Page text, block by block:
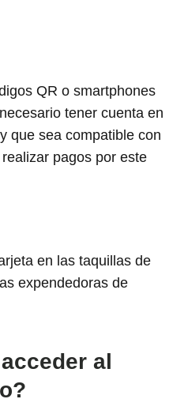
QR o smartphones
tener cuenta en
que sea compatible con
pagos por este
en las taquillas de
expendedoras de
al